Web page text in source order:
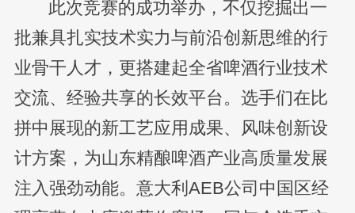
此次竞赛的成功举办，不仅挖掘出一
批兼具扎实技术实力与前沿创新思维的行
业骨干人才，更搭建起全省啤酒行业技术
交流、经验共享的长效平台。选手们在比
拼中展现的新工艺应用成果、风味创新设
计方案，为山东精酿啤酒产业高质量发展
注入强劲动能。意大利AEB公司中国区经